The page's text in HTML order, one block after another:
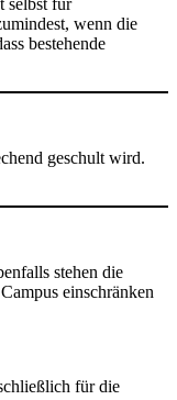
wenn die
bestehende
geschult wird.
stehen die
einschränken
für die